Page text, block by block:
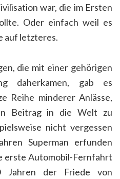
war, die im Ersten
Oder einfach weil es
auf letzteres.
die mit einer gehörigen
daherkamen, gab es
Reihe minderer Anlässe,
Beitrag in die Welt zu
nicht vergessen
Superman erfunden
erste Automobil-Fernfahrt
der Friede von